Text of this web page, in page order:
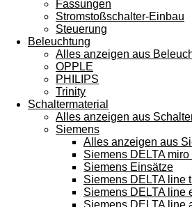
Fassungen
Stromstoßschalter-Einbau
Steuerung
Beleuchtung
Alles anzeigen aus
OPPLE
PHILIPS
Trinity
Schaltermaterial
Alles anzeigen aus
Siemens
Alles anzeigen aus
Siemens DELTA miro
Siemens Einsätze
Siemens DELTA line
Siemens DELTA line
Siemens DELTA line